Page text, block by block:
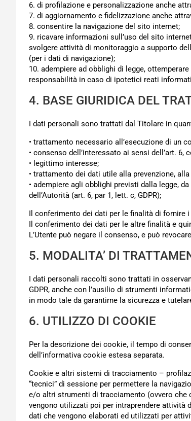
6. di profilazione e personalizzazione anche
7. di aggiornamento e fidelizzazione anche
8. consentire la navigazione del sito internet;
9. ricavare informazioni sull’uso del sito
svolgere attività di monitoraggio a supporto
(per i dati di navigazione);
10. adempiere ad obblighi di legge,
responsabilità in caso di ipotetici reati
4. BASE GIURIDICA DEL
I dati personali sono trattati dal Titolare in
• trattamento necessario all’esecuzione di un
• consenso dell’interessato ai sensi dell’art. 6,
• legittimo interesse;
• trattamento dei dati utile alla prevenzione,
• adempiere agli obblighi previsti dalla legge,
dell’Autorità (art. 6, par 1, lett. c, GDPR);
Il conferimento dei dati per le finalità di fornire
Il conferimento dei dati per le altre finalità e
L’Utente può negare il consenso, e può
5. MODALITA’ DI
I dati personali raccolti sono trattati in
GDPR, anche con l’ausilio di strumenti
in modo tale da garantirne la sicurezza e
6. UTILIZZO DI COOKIE
Per la descrizione dei cookie, il tempo di
dell’informativa cookie estesa separata.
Cookie e altri sistemi di tracciamento –
“tecnici” di sessione per permettere la
e/o altri strumenti di tracciamento (ovvero che
vengono utilizzati poi per intraprendere attività
dati che vengono elaborati ed utilizzati per